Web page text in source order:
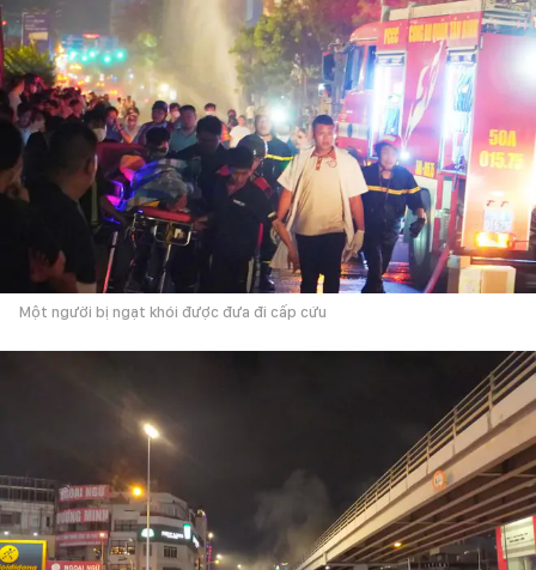
Một người bị ngạt khói được đưa đi cấp cứu